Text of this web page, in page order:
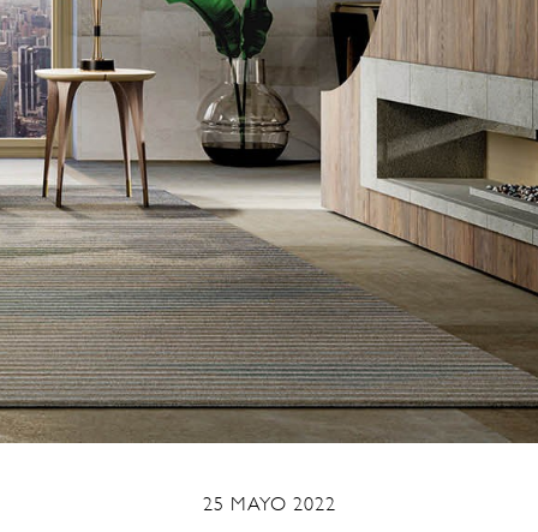
25 MAYO 2022